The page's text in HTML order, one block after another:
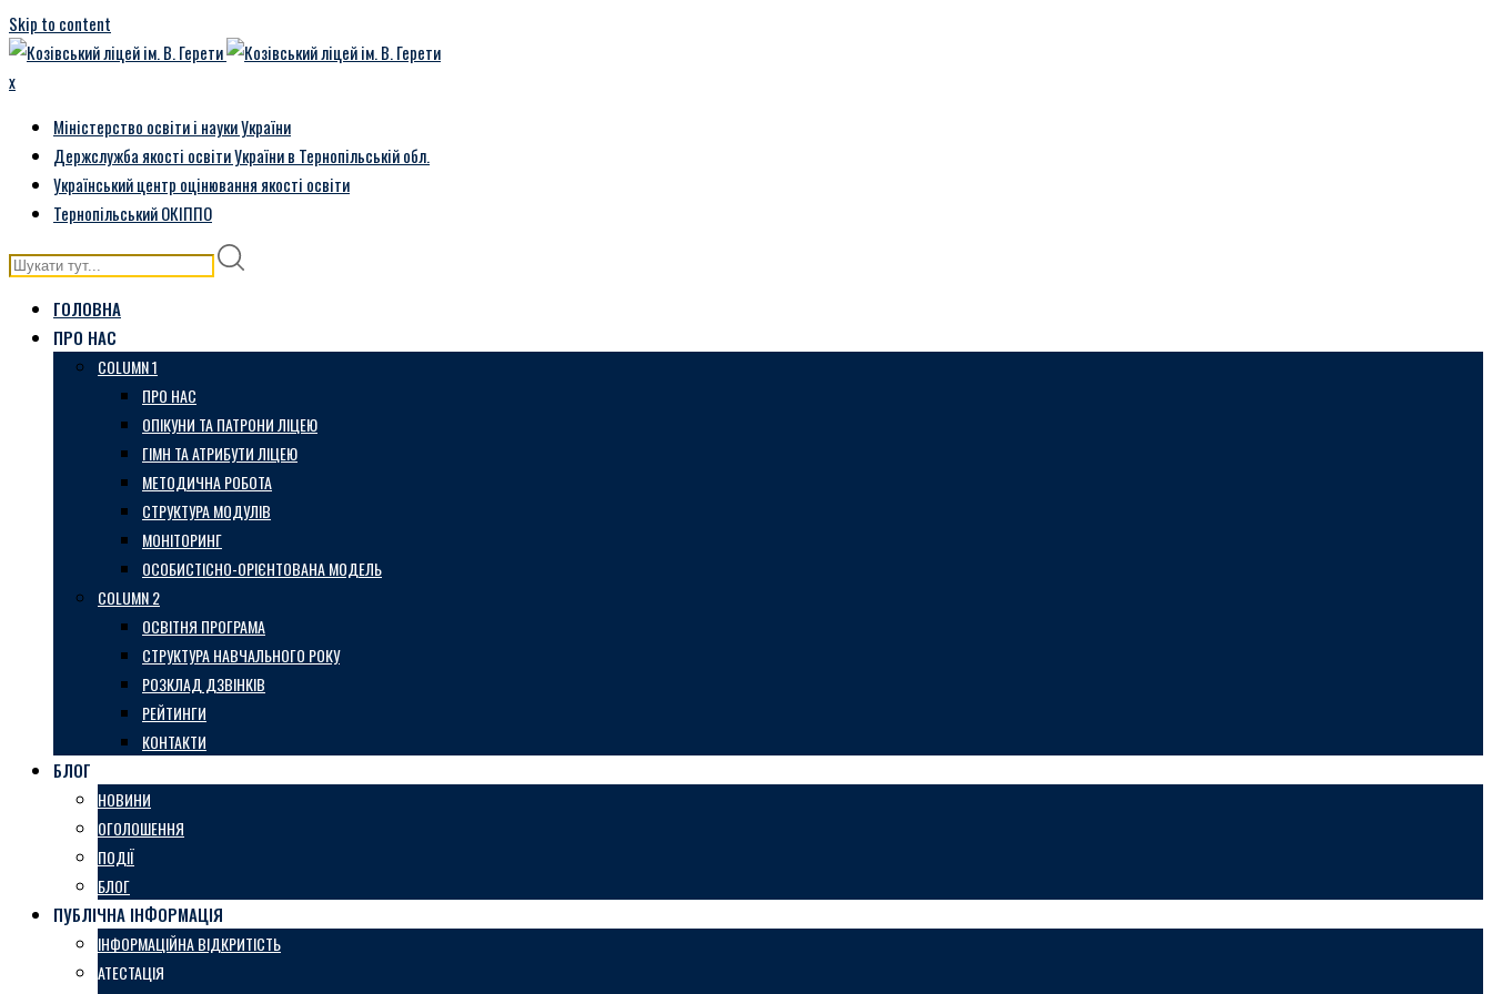
Skip to content
x
Міністерство освіти і науки України
Держслужба якості освіти України в Тернопільській обл.
Український центр оцінювання якості освіти
Тернопільський ОКІППО
ГОЛОВНА
ПРО НАС
COLUMN 1
ПРО НАС
ОПІКУНИ ТА ПАТРОНИ ЛІЦЕЮ
ГІМН ТА АТРИБУТИ ЛІЦЕЮ
МЕТОДИЧНА РОБОТА
СТРУКТУРА МОДУЛІВ
МОНІТОРИНГ
ОСОБИСТІСНО-ОРІЄНТОВАНА МОДЕЛЬ
COLUMN 2
ОСВІТНЯ ПРОГРАМА
СТРУКТУРА НАВЧАЛЬНОГО РОКУ
РОЗКЛАД ДЗВІНКІВ
РЕЙТИНГИ
КОНТАКТИ
БЛОГ
НОВИНИ
ОГОЛОШЕННЯ
ПОДІЇ
БЛОГ
ПУБЛІЧНА ІНФОРМАЦІЯ
ІНФОРМАЦІЙНА ВІДКРИТІСТЬ
АТЕСТАЦІЯ